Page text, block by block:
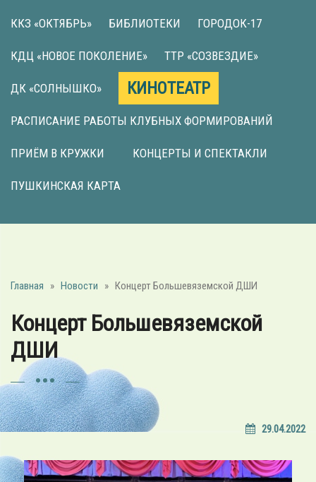
ККЗ «ОКТЯБРЬ» БИБЛИОТЕКИ ГОРОДОК-17
КДЦ «НОВОЕ ПОКОЛЕНИЕ» ТТР «СОЗВЕЗДИЕ»
ДК «СОЛНЫШКО» КИНОТЕАТР
РАСПИСАНИЕ РАБОТЫ КЛУБНЫХ ФОРМИРОВАНИЙ
ПРИЁМ В КРУЖКИ КОНЦЕРТЫ И СПЕКТАКЛИ
ПУШКИНСКАЯ КАРТА
Главная » Новости » Концерт Большевяземской ДШИ
Концерт Большевяземской
ДШИ
29.04.2022